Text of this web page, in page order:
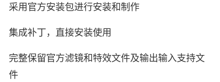
采用官方安装包进行安装和制作
集成补丁，直接安装使用
完整保留官方滤镜和特效文件及输出输入支持文
件